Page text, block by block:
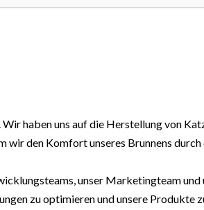
haben uns auf die Herstellung von
wir den Komfort unseres Brunnens
unser Marketingteam
zu optimieren und unsere Produkte